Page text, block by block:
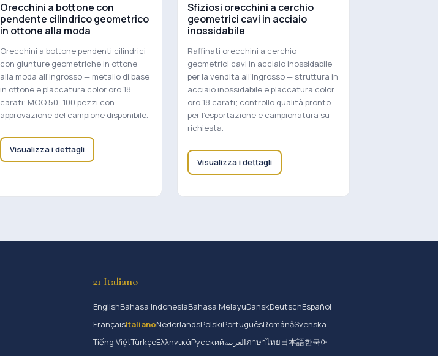
Orecchini a bottone con
pendente cilindrico geometrico
in ottone alla moda
Orecchini a bottone pendenti cilindrici
con giunture geometriche in ottone
alla moda all'ingrosso — metallo di base
in ottone e placcatura color oro 18
carati; MOQ 50–100 pezzi con
approvazione del campione disponibile.
Visualizza i dettagli
Sfiziosi orecchini a cerchio
geometrici cavi in acciaio
inossidabile
Raffinati orecchini a cerchio
geometrici cavi in acciaio inossidabile
per la vendita all'ingrosso — struttura in
acciaio inossidabile e placcatura color
oro 18 carati; controllo qualità pronto
per l'esportazione e campionatura su
richiesta.
Visualizza i dettagli
21 Italiano
EnglishBahasa IndonesiaBahasa MelayuDanskDeutschEspañol
FrançaisItalianoNederlandsPolskiPortuguêsRomânăSvenska
Tiếng ViệtTürkçeΕλληνικάРусскийالعربيةภาษาไทย日本語한국어